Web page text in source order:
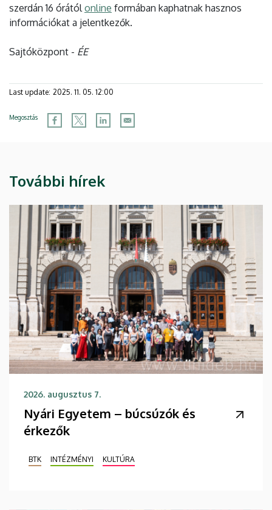
szerdán 16 órától online formában kaphatnak hasznos
információkat a jelentkezők.
Sajtóközpont - ÉE
Last update: 2025. 11. 05. 12:00
Megosztás
További hírek
2026. augusztus 7.
Nyári Egyetem – búcsúzók és
érkezők
BTK INTÉZMÉNYI KULTÚRA